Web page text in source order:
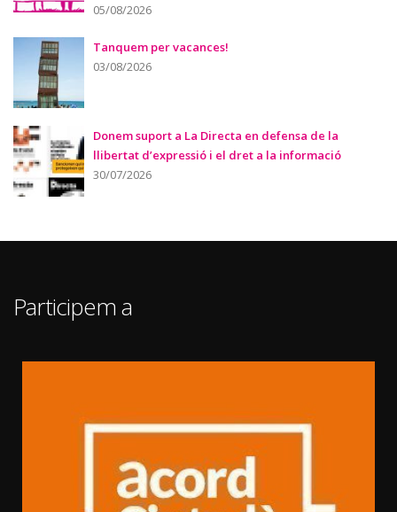
05/08/2026
Tanquem per vacances!
03/08/2026
Donem suport a La Directa en defensa de la
llibertat d’expressió i el dret a la informació
30/07/2026
Participem a